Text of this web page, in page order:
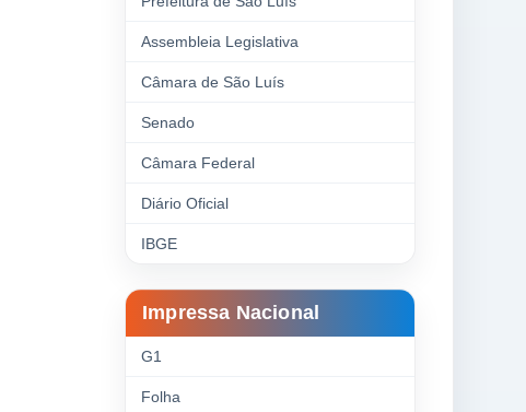
Assembleia Legislativa
Câmara de São Luís
Senado
Câmara Federal
Diário Oficial
IBGE
Impressa Nacional
G1
Folha